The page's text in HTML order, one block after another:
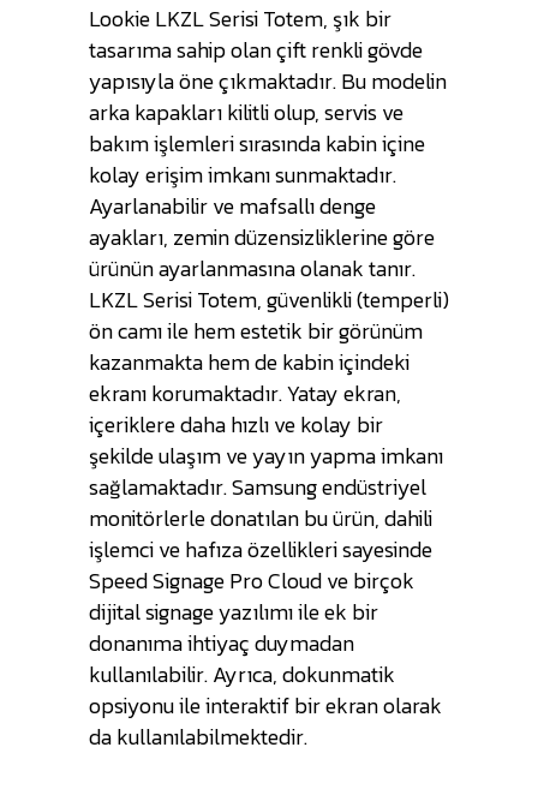
Lookie LKZL Serisi Totem, şık bir
tasarıma sahip olan çift renkli gövde
yapısıyla öne çıkmaktadır. Bu modelin
arka kapakları kilitli olup, servis ve
bakım işlemleri sırasında kabin içine
kolay erişim imkanı sunmaktadır.
Ayarlanabilir ve mafsallı denge
ayakları, zemin düzensizliklerine göre
ürünün ayarlanmasına olanak tanır.
LKZL Serisi Totem, güvenlikli (temperli)
ön camı ile hem estetik bir görünüm
kazanmakta hem de kabin içindeki
ekranı korumaktadır. Yatay ekran,
içeriklere daha hızlı ve kolay bir
şekilde ulaşım ve yayın yapma imkanı
sağlamaktadır. Samsung endüstriyel
monitörlerle donatılan bu ürün, dahili
işlemci ve hafıza özellikleri sayesinde
Speed Signage Pro Cloud ve birçok
dijital signage yazılımı ile ek bir
donanıma ihtiyaç duymadan
kullanılabilir. Ayrıca, dokunmatik
opsiyonu ile interaktif bir ekran olarak
da kullanılabilmektedir.